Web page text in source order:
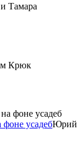
Тамара
Крюк
усадебЮрий